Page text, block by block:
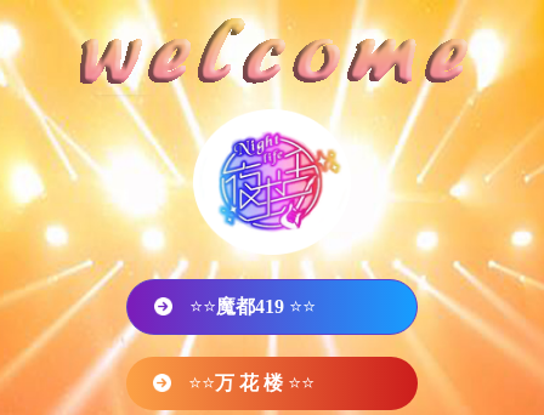
⭐⭐魔都419 ⭐⭐
⭐⭐万 花 楼 ⭐⭐